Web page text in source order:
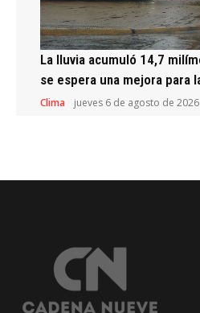
La lluvia acumuló 14,7
se espera una mejora para
Clima jueves 6 de agosto de 2026